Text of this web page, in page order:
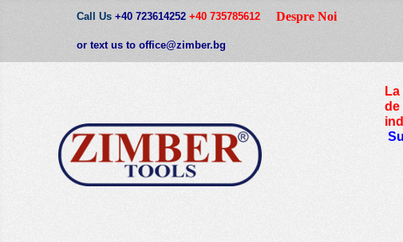
Call Us +40 723614252 +40 735785612
or text us to office@zimber.bg
Despre Noi